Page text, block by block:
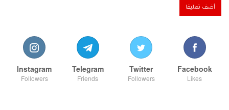
Facebook
Likes
Twitter
Followers
Telegram
Friends
Instagram
Followers